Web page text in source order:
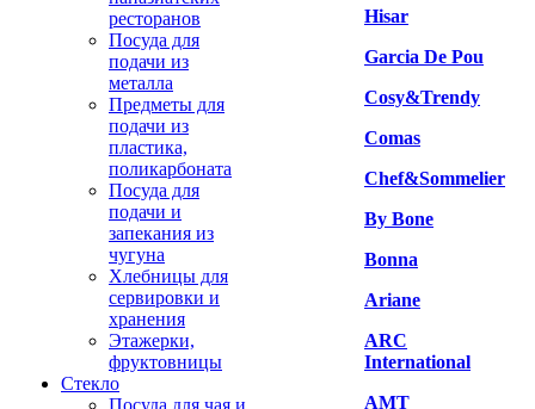
ресторанов
Посуда для
подачи из
металла
Предметы для
подачи из
пластика,
поликарбоната
Посуда для
подачи и
запекания из
чугуна
Хлебницы для
сервировки и
хранения
Этажерки,
фруктовницы
Стекло
Посуда для чая и
Hisar
Garcia De Pou
Cosy&Trendy
Comas
Chef&Sommelier
By Bone
Bonna
Ariane
ARC
International
AMT